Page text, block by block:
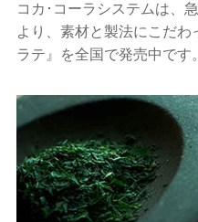
コカ･コーラシステムは、
より、素材と製法にこだ
ラテ』を全国で発売中です。